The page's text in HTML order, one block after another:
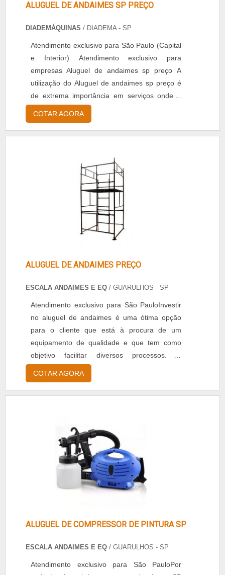
ALUGUEL DE ANDAIMES SP PREÇO
DIADEMÁQUINAS / DIADEMA - SP
Atendimento exclusivo para São Paulo (Capital
e Interior) Atendimento exclusivo para
empresas Aluguel de andaimes sp preço A
utilização do Aluguel de andaimes sp preço é
de extrema importância em serviços onde é
preciso alcançar lugares altos, pois torna a
tarefa mais simples e segura. É muito
qualidade, que irão garantir segurança. O
Aluguel de andaimes sp preço conta ....
COTAR AGORA
ALUGUEL DE ANDAIMES PREÇO
ESCALA ANDAIMES E EQ / GUARULHOS - SP
Atendimento exclusivo para São PauloInvestir
no aluguel de andaimes é uma ótima opção
para o cliente que está à procura de um
equipamento de qualidade e que tem como
objetivo facilitar diversos processos. O
andaime é um equipamento extremamente
necessário em diversos setores das indústrias,
especialmente não de uma forma segura.A
EMPRESA GARANTE ALUGUEL DE
ANDAIMES PREÇO JU.
COTAR AGORA
ALUGUEL DE COMPRESSOR DE PINTURA SP
ESCALA ANDAIMES E EQ / GUARULHOS - SP
Atendimento exclusivo para São PauloPor